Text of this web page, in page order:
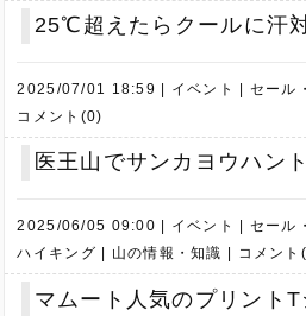
25℃超えたらクールに汗
2025/07/01 18:59 イベント
セール
コメント(0)
医王山でサンカヨウハント
2025/06/05 09:00 イベント
セール
ハイキング
山の情報・知識 コメント
マムート人気のプリント